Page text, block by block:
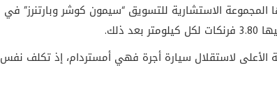
“20 مينوتس” أجرتها المجموعة الاستشارية للتسويق “سيمون كوشر وبارتنرز” في
الأعلى لاستقلال سيارة أجرة فهي أمستردام، إذ تكلف نفس